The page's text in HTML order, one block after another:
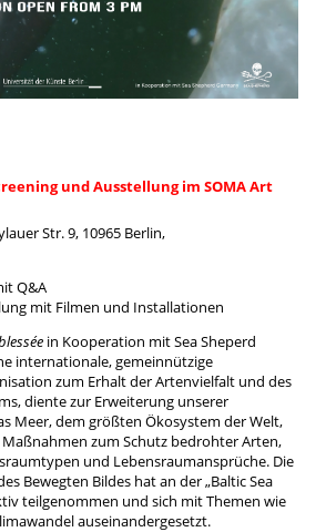
und Ausstellung im SOMA Art
Str. 9, 10965 Berlin,
Q&A
mit Filmen und Installationen
in Kooperation mit Sea Sheperd
internationale, gemeinnützige
zum Erhalt der Artenvielfalt und des
diente zur Erweiterung unserer
Meer, dem größten Ökosystem der Welt,
zum Schutz bedrohter Arten,
und Lebensraumansprüche. Die
Bewegten Bildes hat an der „Baltic Sea
teilgenommen und sich mit Themen wie
auseinandergesetzt.